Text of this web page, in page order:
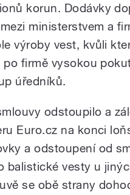
korun. Dodávky
ministerstvem a
výroby vest, kvůli
firmě vysokou
úředníků.
odstoupilo a
Euro.cz na konci
a odstoupení od
balistické vesty u
se obě strany